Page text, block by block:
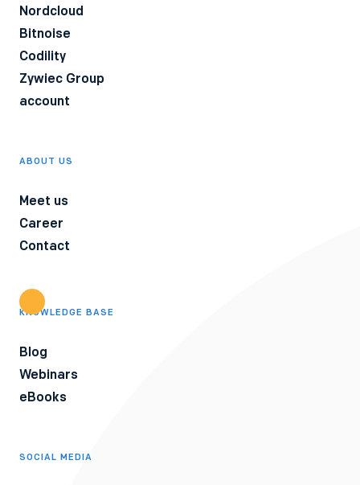
Nordcloud
Bitnoise
Codility
Zywiec Group
account
ABOUT US
Meet us
Career
Contact
KNOWLEDGE BASE
Blog
Webinars
eBooks
SOCIAL MEDIA